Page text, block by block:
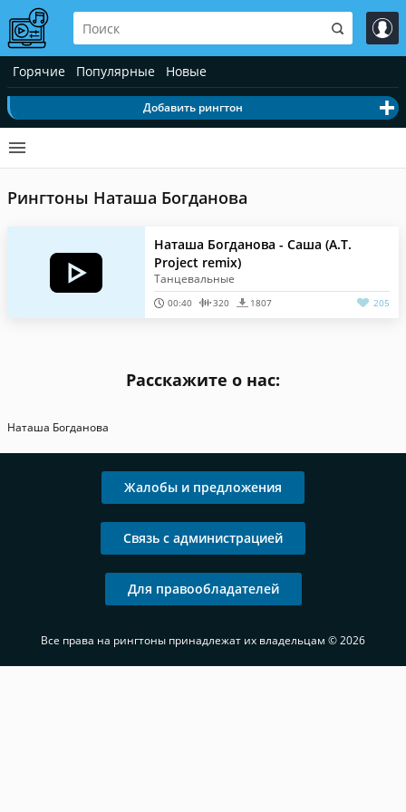
Горячие Популярные Новые
Добавить рингтон
Рингтоны Наташа Богданова
Наташа Богданова - Саша (A.T.
Project remix)
Танцевальные
00:40 320 1807 205
Расскажите о нас:
Наташа Богданова
Жалобы и предложения
Связь с администрацией
Для правообладателей
Все права на рингтоны принадлежат их владельцам © 2026